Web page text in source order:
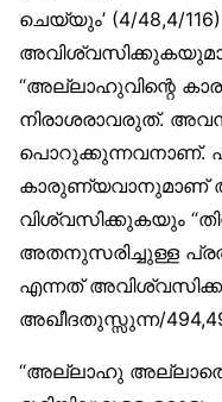
ചെയ്യും’ (4/48,4/
“അല്ലാഹുവിന്റെ
നിരാശരാവരുത്.
പൊറുക്കുന്നവനാണ്.
കാരുണ്യവാനുമാണ്
വിശ്വസിക്കുകയും
അതനുസരിച്ചുള്ള
എന്നത്
അഖീദതുസ്സുന്ന/
“അല്ലാഹു